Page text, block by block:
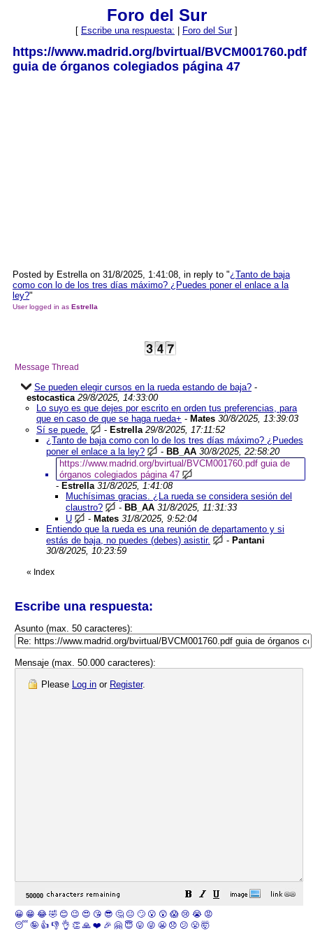
Foro del Sur
[ Escribe una respuesta: Foro del Sur]
https://www.madrid.org/bvirtual/BVCM001760.pdf
guia de órganos colegiados página 47
Posted by Estrella on 31/8/2025, 1:41:08, in reply to "¿Tanto de baja
como con lo de los tres días máximo? ¿Puedes poner el enlace a la
ley?"
User logged in as Estrella
Message Thread
Se pueden elegir cursos en la rueda estando de baja? -
estocastica 29/8/2025, 14:33:00
Lo suyo es que dejes por escrito en orden tus preferencias, para
que en caso de que se haga rueda+ - Mates 30/8/2025, 13:39:03
Sí se puede.
- Estrella 29/8/2025, 17:11:52
¿Tanto de baja como con lo de los tres días máximo? ¿Puedes
poner el enlace a la ley?
- BB_AA 30/8/2025, 22:58:20
https://www.madrid.org/bvirtual/BVCM001760.pdf guia de
órganos colegiados página 47
- Estrella 31/8/2025, 1:41:08
Muchísimas gracias. ¿La rueda se considera sesión del
claustro?
- BB_AA 31/8/2025, 11:31:33
U
- Mates 31/8/2025, 9:52:04
Entiendo que la rueda es una reunión de departamento y si
estás de baja, no puedes (debes) asistir.
- Pantani
30/8/2025, 10:23:59
« Index
Escribe una respuesta:
Asunto (max. 50 caracteres):
Mensaje (max. 50.000 caracteres):
Please Log in or Register.
😀 😁 😂 🤣 😊 😉 😍 😘 😎 🤔 😐 🙄 😮 😲 😱 😢 😭 😡
😴 🤪 👍 👎 👌 👏 🙏 ❤️ 🎉 🤗 😇 😛 😜 😬 😞 😕 😤 🤯